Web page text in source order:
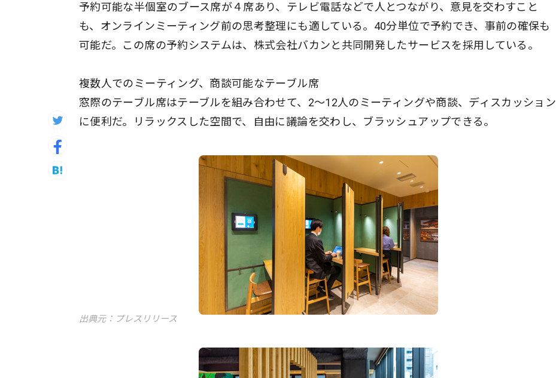
予約可能な半個室のブース席が４席あり、テレビ電話などで人とつながり、意見を交わすこと
も、オンラインミーティング前の思考整理にも適している。40分単位で予約でき、事前の確保も
可能だ。この席の予約システムは、株式会社バカンと共同開発したサービスを採用している。
複数人でのミーティング、商談可能なテーブル席
窓際のテーブル席はテーブルを組み合わせて、2～12人のミーティングや商談、ディスカッション
に便利だ。リラックスした空間で、自由に議論を交わし、ブラッシュアップできる。
出典元：プレスリリース